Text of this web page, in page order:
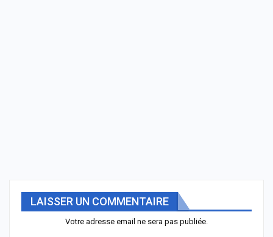
LAISSER UN COMMENTAIRE
Votre adresse email ne sera pas publiée.